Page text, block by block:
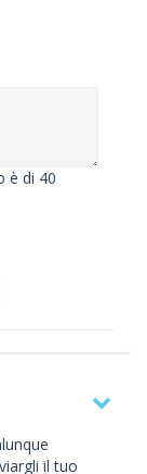
è di 40
il tuo